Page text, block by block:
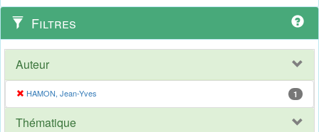
Filtres
Auteur
HAMON, Jean-Yves 1
Thématique